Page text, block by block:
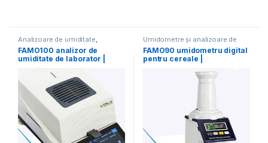
Analizoare de umiditate
Umidometre și analizoare de
umiditate
FAMO100 analizor de
umiditate de laborator |
Umidometre și analizoare de
FAMO90 umidometru digital
pentru cereale |